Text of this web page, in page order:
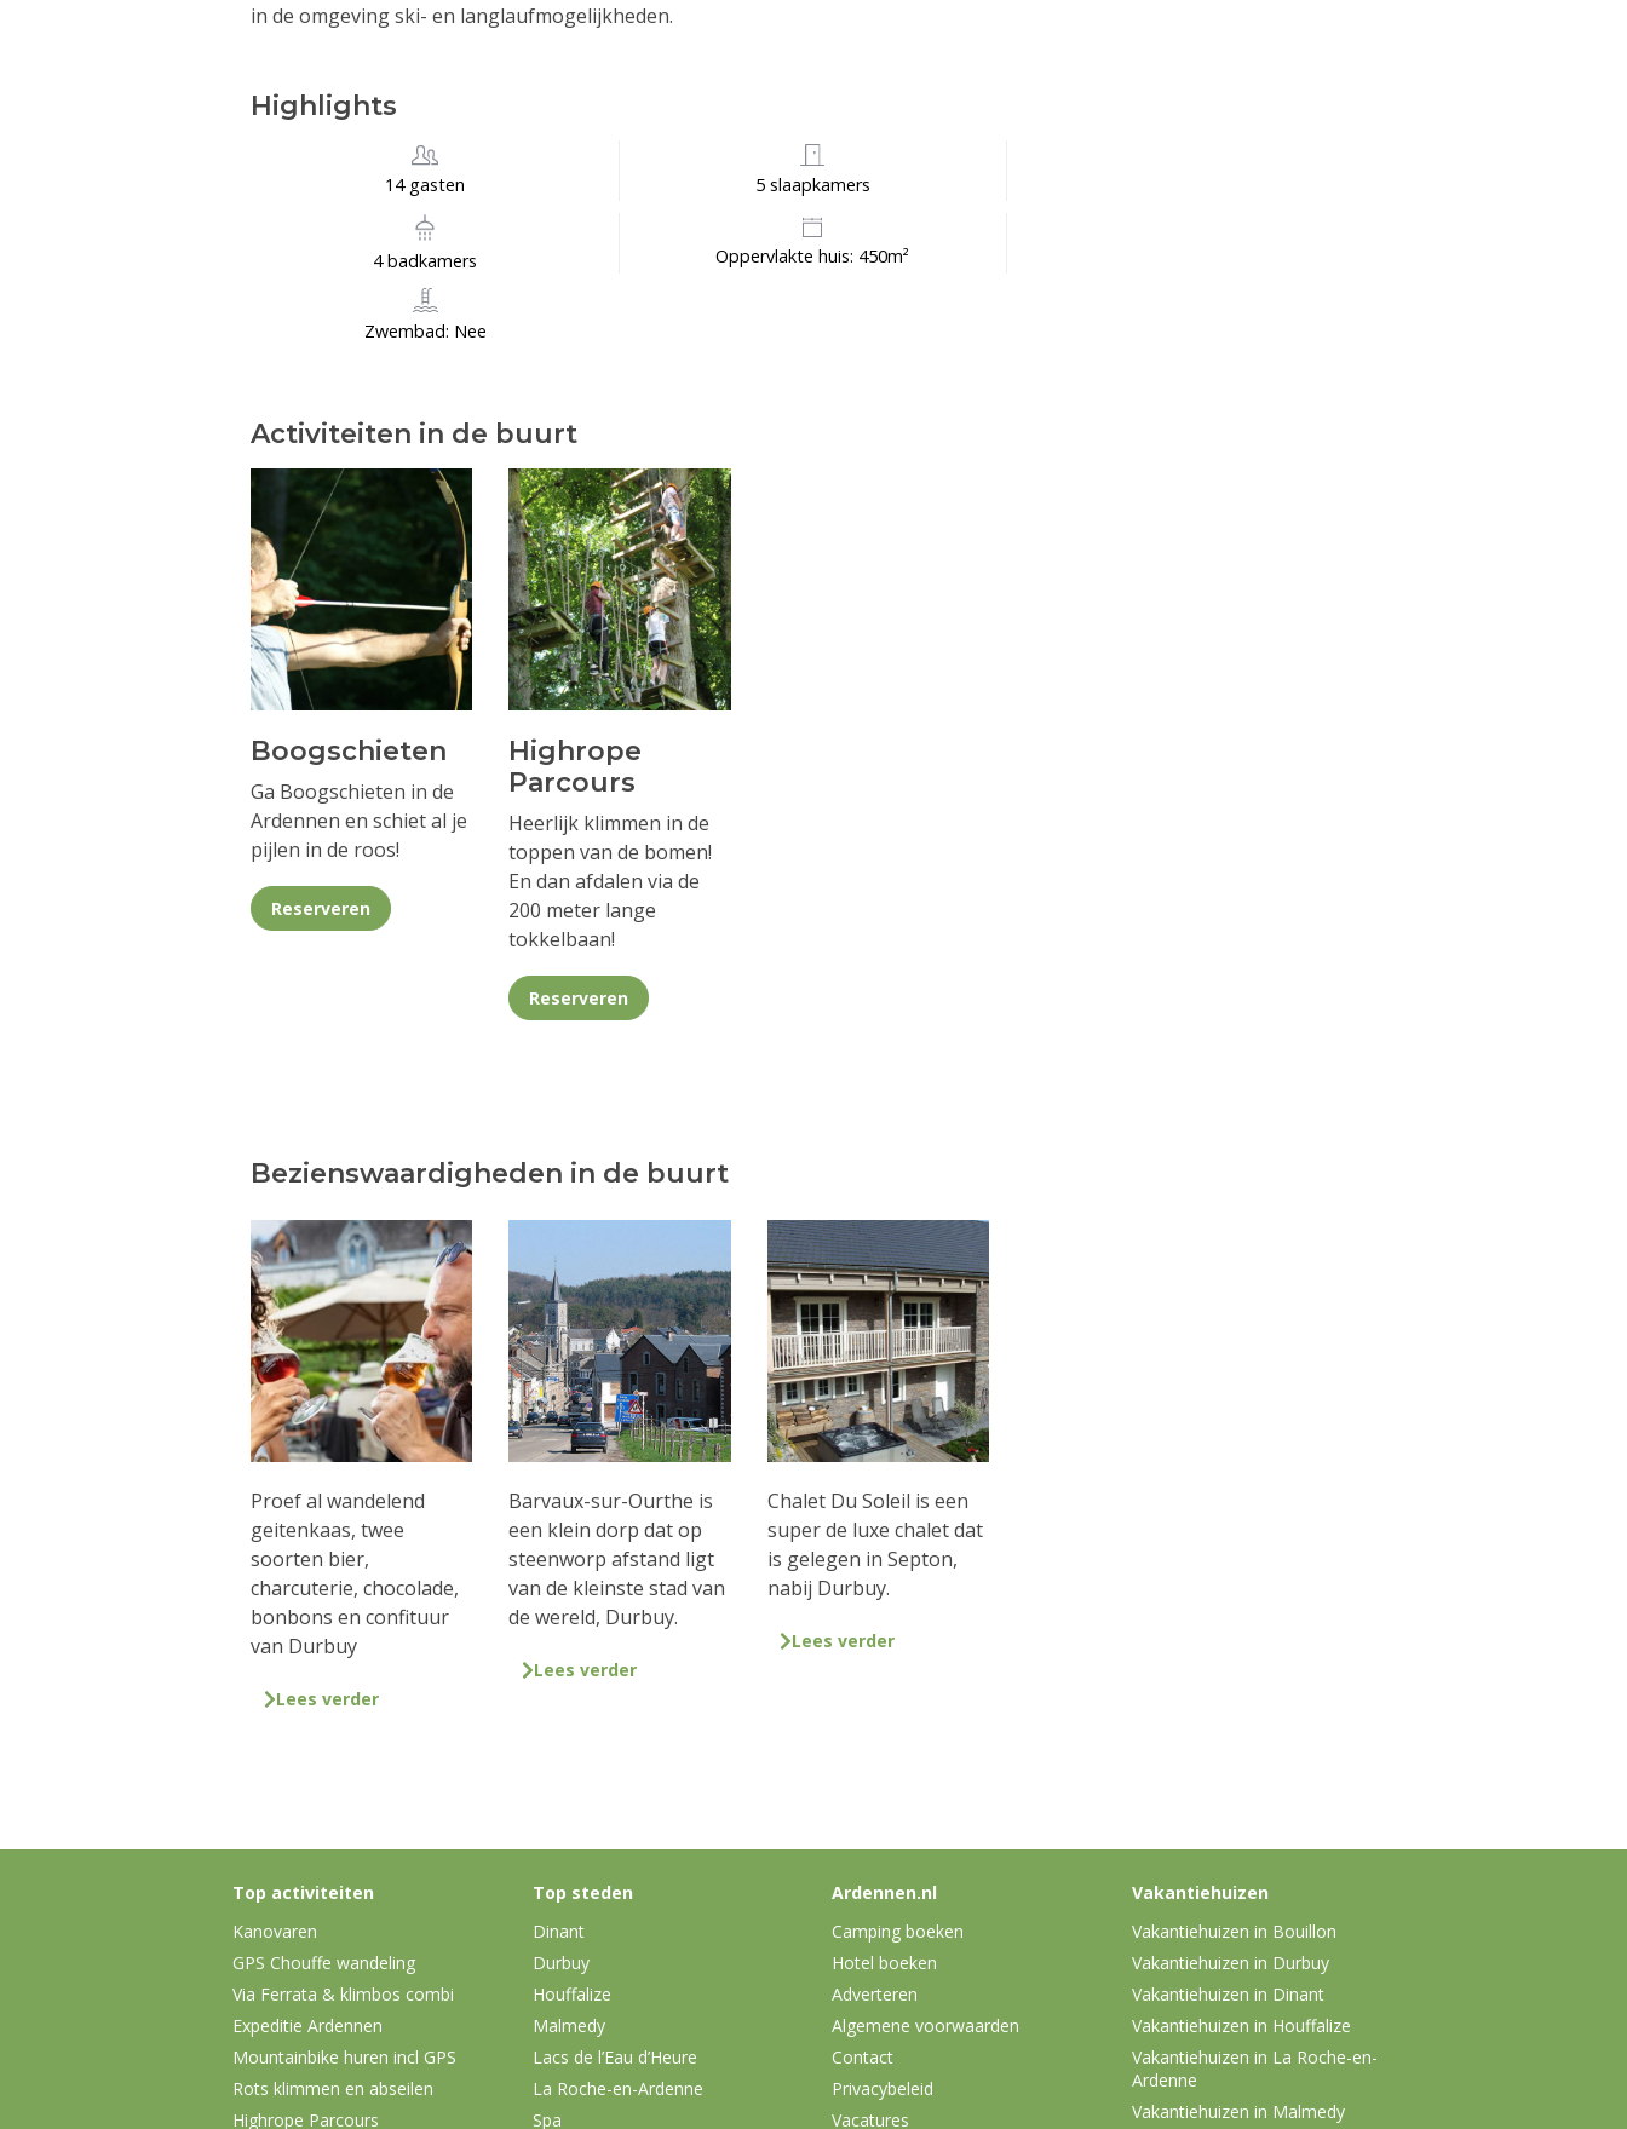
in de omgeving ski- en langlaufmogelijkheden.
Highlights
14 gasten 5 slaapkamers
4 badkamers Oppervlakte huis: 450m²
Zwembad: Nee
Activiteiten in de buurt
Boogschieten
Ga Boogschieten in de
Ardennen en schiet al je
pijlen in de roos!
Reserveren
Highrope
Parcours
Heerlijk klimmen in de
toppen van de bomen!
En dan afdalen via de
200 meter lange
tokkelbaan!
Reserveren
Bezienswaardigheden in de buurt
Proef al wandelend
geitenkaas, twee
soorten bier,
charcuterie, chocolade,
bonbons en confituur
van Durbuy
Lees verder
Barvaux-sur-Ourthe is
een klein dorp dat op
steenworp afstand ligt
van de kleinste stad van
de wereld, Durbuy.
Lees verder
Chalet Du Soleil is een
super de luxe chalet dat
is gelegen in Septon,
nabij Durbuy.
Lees verder
Top activiteiten
Kanovaren
GPS Chouffe wandeling
Via Ferrata & klimbos combi
Expeditie Ardennen
Mountainbike huren incl GPS
Rots klimmen en abseilen
Highrope Parcours
Top steden
Dinant
Durbuy
Houffalize
Malmedy
Lacs de l’Eau d’Heure
La Roche-en-Ardenne
Spa
Ardennen.nl
Camping boeken
Hotel boeken
Adverteren
Algemene voorwaarden
Contact
Privacybeleid
Vacatures
Vakantiehuizen
Vakantiehuizen in Bouillon
Vakantiehuizen in Durbuy
Vakantiehuizen in Dinant
Vakantiehuizen in Houffalize
Vakantiehuizen in La Roche-en-
Ardenne
Vakantiehuizen in Malmedy